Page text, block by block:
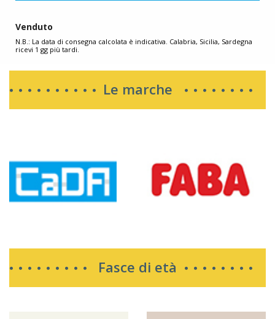
Venduto
N.B.: La data di consegna calcolata è indicativa. Calabria, Sicilia, Sardegna
ricevi 1 gg più tardi.
Le marche
Fasce di età